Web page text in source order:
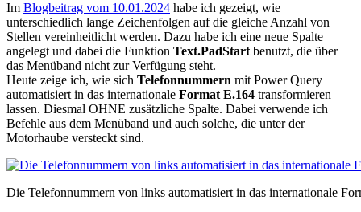
Im Blogbeitrag vom 10.01.2024 habe ich gezeigt, wie
unterschiedlich lange Zeichenfolgen auf die gleiche Anzahl von
Stellen vereinheitlicht werden. Dazu habe ich eine neue Spalte
angelegt und dabei die Funktion Text.PadStart benutzt, die über
das Menüband nicht zur Verfügung steht.
Heute zeige ich, wie sich Telefonnummern mit Power Query
automatisiert in das internationale Format E.164 transformieren
lassen. Diesmal OHNE zusätzliche Spalte. Dabei verwende ich
Befehle aus dem Menüband und auch solche, die unter der
Motorhaube versteckt sind.
Die Telefonnummern von links automatisiert in das internationale